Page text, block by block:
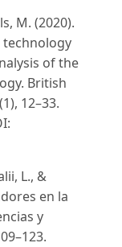
M. (2020).
technology
of the
British
12–33.
L., &
en la
y